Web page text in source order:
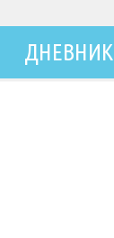
ДНЕВНИК